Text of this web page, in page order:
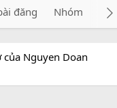
đăng Nhóm
Nguyen Doan